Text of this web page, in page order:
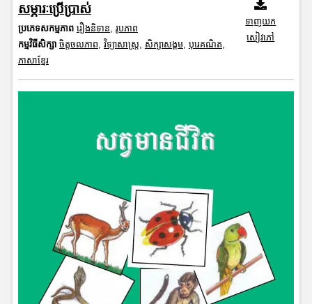
សម្ភារៈប្រើប្រាស់
ប្រភេទសកម្មភាព រឿងនិទាន រូបភាព
កម្មវិធីសិក្សា ចិត្តចលភាព វិទ្យាសាស្រ្ត សិក្សាសង្គម, បុរេគណិត
ភាសាខ្មែរ
ទាញយក
សៀវភៅ